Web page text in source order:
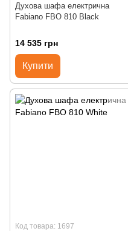
Духова шафа електрична
Fabiano FBO 810 Black
14 535 грн
Купити
Код товара: 1697